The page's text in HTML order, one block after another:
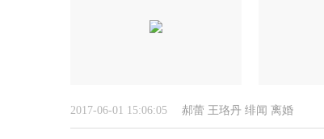
2017-06-01 15:06:05 郝蕾 王珞丹 绯闻 离婚